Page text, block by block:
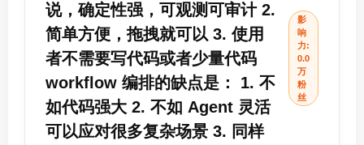
说，确定性强，可观测可审计 2.
简单方便，拖拽就可以 3. 使用
者不需要写代码或者少量代码
workflow 编排的缺点是： 1. 不
如代码强大 2. 不如 Agent 灵活
可以应对很多复杂场景 3. 同样
影
响
力:
0.0
万
粉
丝